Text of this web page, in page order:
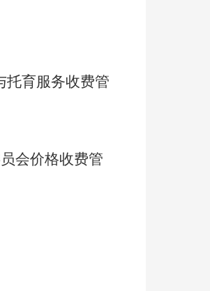
托育服务收费管
会价格收费管